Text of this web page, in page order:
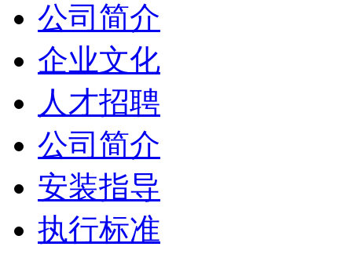
公司简介
企业文化
人才招聘
公司简介
安装指导
执行标准